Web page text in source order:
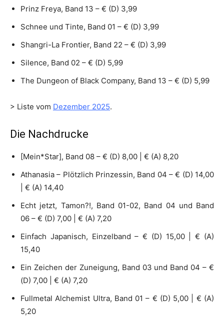
Prinz Freya, Band 13 – € (D) 3,99
Schnee und Tinte, Band 01 – € (D) 3,99
Shangri-La Frontier, Band 22 – € (D) 3,99
Silence, Band 02 – € (D) 5,99
The Dungeon of Black Company, Band 13 – € (D) 5,99
> Liste vom Dezember 2025.
Die Nachdrucke
[Mein*Star], Band 08 – € (D) 8,00 | € (A) 8,20
Athanasia – Plötzlich Prinzessin, Band 04 – € (D) 14,00
| € (A) 14,40
Echt jetzt, Tamon?!, Band 01-02, Band 04 und Band
06 – € (D) 7,00 | € (A) 7,20
Einfach Japanisch, Einzelband – € (D) 15,00 | € (A)
15,40
Ein Zeichen der Zuneigung, Band 03 und Band 04 – €
(D) 7,00 | € (A) 7,20
Fullmetal Alchemist Ultra, Band 01 – € (D) 5,00 | € (A)
5,20